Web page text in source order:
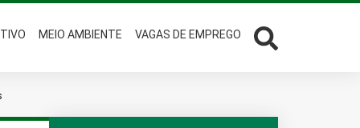
MEIO AMBIENTE VAGAS DE EMPREGO